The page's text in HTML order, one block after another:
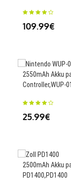
109.99€
2550mAh Akku
Controller,WUP-
25.99€
2500mAh Akku
PD1400,PD1400